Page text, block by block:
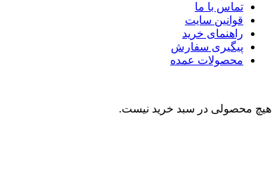
تماس با ما
قوانین سایت
راهنمای خرید
پیگیری سفارش
محصولات عمده
هیچ محصولی در سبد خرید نیست.